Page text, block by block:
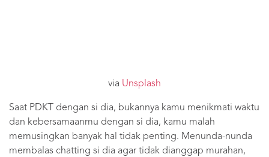
via Unsplash
Saat PDKT dengan si dia, bukannya kamu menikmati waktu
dan kebersamaanmu dengan si dia, kamu malah
memusingkan banyak hal tidak penting. Menunda-nunda
membalas chatting si dia agar tidak dianggap murahan,